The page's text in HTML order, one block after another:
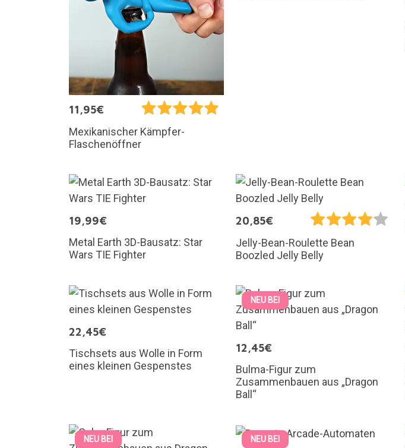
11,95€
Mexikanischer Kämpfer-
Flaschenöffner
19,99€
Metal Earth 3D-Bausatz: Star
Wars TIE Fighter
20,85€
Jelly-Bean-Roulette Bean
Boozled Jelly Belly
22,45€
Tischsets aus Wolle in Form
eines kleinen Gespenstes
NEU BEI
12,45€
Bulma-Figur zum
Zusammenbauen aus „Dragon
Ball“
NEU BEI NEU BEI